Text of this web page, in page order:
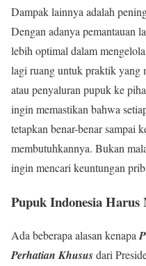
Dampak lainnya adalah
Dengan adanya pemantauan
lebih optimal dalam
lagi ruang untuk praktik yang
atau penyaluran pupuk ke
ingin memastikan bahwa
tetapkan benar-benar sampai
membutuhkannya. Bukan
ingin mencari keuntungan
Pupuk Indonesia Harus
Ada beberapa alasan kenapa
Perhatian Khususdari